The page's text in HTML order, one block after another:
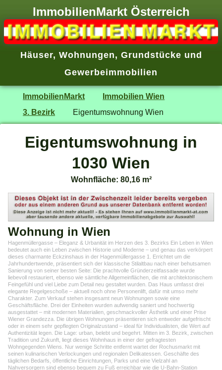
ImmobilienMarkt Österreich
Häuser, Wohnungen, Grundstücke und
Gewerbeimmobilien
ImmobilienMarkt
Immobilien Wien
3. Bezirk
Eigentumswohnung Wien
Eigentumswohnung in
1030 Wien
Wohnfläche: 80,16 m²
Wohnung in Wien
Hagenmüllergasse – Eleganz & Urbanität im Herzen des 3. Bezirks Ein Leben in Wien
bedeutet auch ein Leben zwischen Historie und Moderne – und genau das verkörpert
dieses charmante Eckzinshaus in der Hagenmüllergasse 1. Errichtet um die
Jahrhundertwende, präsentiert sich der klassische Stilaltbau nach einer behutsamen
Sanierung von seiner besten Seite: Die prachtvolle Gründerzeitfassade wurde
liebevoll restauriert, ebenso wie sämtliche Allgemeinflächen, die mit architektonischem
Feingefühl und viel Liebe zum Detail neu gestaltet wurden. Das Haus umfasst drei
elegante Regelgeschoße – aktuell noch ohne Personenlift, dafür mit umso mehr
Charakter. Zum Verkauf stehen insgesamt neun Wohnungen sowie eine
Geschäftsfläche. Drei der Einheiten wurden aufwendig saniert und hochwertig
ausgestattet – mit modernen Materialien, geschmackvoller Ästhetik und einer Prise
Wiener Grandezza. Die übrigen Wohnungen präsentieren sich entweder aufgefrischt
oder in einem sehr gepflegten Originalzustand – ideal für Individualisten, die Wert auf
Authentizität legen. Die Lage: urban, belebt und begehrt. Mitten im 3. Bezirk, zwischen
Tradition und Zukunft, liegt dieses Wohnhaus in einer der gefragtesten
Wohngegenden Wiens. Nur wenige Schritte entfernt wartet der Rochusmarkt mit
seinen kulinarischen Verlockungen und regionalen Delikatessen. Geschäfte des
täglichen Bedarfs, öffentliche Einrichtungen, Parks und eine Vielzahl an
Nahversorgern sind ebenso bequem zu Fuß erreichbar wie die U-Bahn-Station